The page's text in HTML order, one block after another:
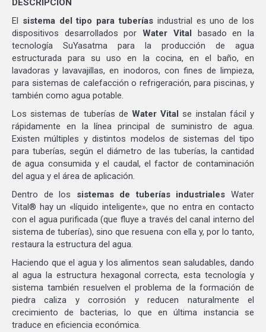
DESCRIPCIÓN
El sistema del tipo para tuberías industrial es uno de los
dispositivos desarrollados porWater Vital basado en la
tecnología SuYasatma para la producción de agua
estructurada para su uso en la cocina, en el baño, en
lavadoras y lavavajillas, en inodoros, con fines de limpieza,
para sistemas de calefacción o refrigeración, para piscinas, y
también como agua potable.
Los sistemas de tuberías de Water Vital se instalan fácil y
rápidamente en la línea principal de suministro de agua.
Existen múltiples y distintos modelos de sistemas del tipo
para tuberías, según el diámetro de las tuberías, la cantidad
de agua consumida y el caudal, el factor de contaminación
del agua y el área de aplicación.
Dentro de los sistemas de tuberías industriales Water
Vital® hay un «líquido inteligente», que no entra en contacto
con el agua purificada (que fluye a través del canal interno del
sistema de tuberías), sino que resuena con ella y, por lo tanto,
restaura la estructura del agua.
Haciendo que el agua y los alimentos sean saludables, dando
al agua la estructura hexagonal correcta, esta tecnología y
sistema también resuelven el problema de la formación de
piedra caliza y corrosión y reducen naturalmente el
crecimiento de bacterias, lo que en última instancia se
traduce en eficiencia económica.